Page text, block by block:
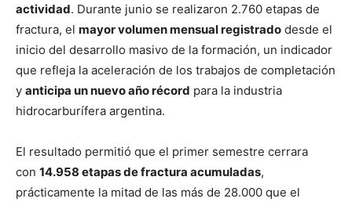
actividad. Durante junio se realizaron 2.760 etapas de
fractura, el mayor volumen mensual registrado desde el
inicio del desarrollo masivo de la formación, un indicador
que refleja la aceleración de los trabajos de completación
y anticipa unnuevo año récord para la industria
hidrocarburífera argentina.
El resultado permitió que el primer semestre cerrara
con 14.958 etapas de fractura acumuladas,
prácticamente la mitad de las más de 28.000 que el